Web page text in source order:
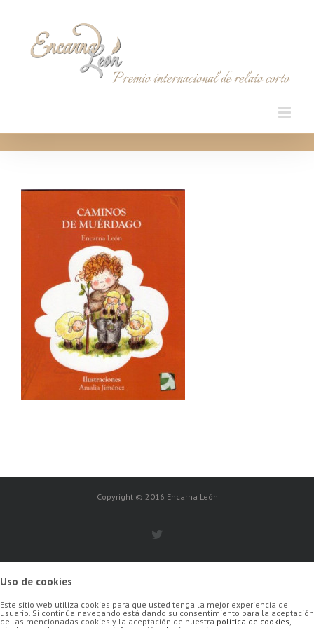
Copyright © 2016 Encarna León
Uso de cookies
Este sitio web utiliza cookies para que usted tenga la mejor experiencia de
usuario. Si continúa navegando está dando su consentimiento para la aceptación
de las mencionadas cookies y la aceptación de nuestra política de cookies